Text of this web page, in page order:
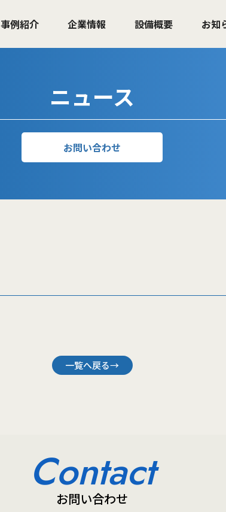
事例紹介 企業情報 設備概要 お知
ニュース
お問い合わせ
一覧へ戻る→
Contact
お問い合わせ